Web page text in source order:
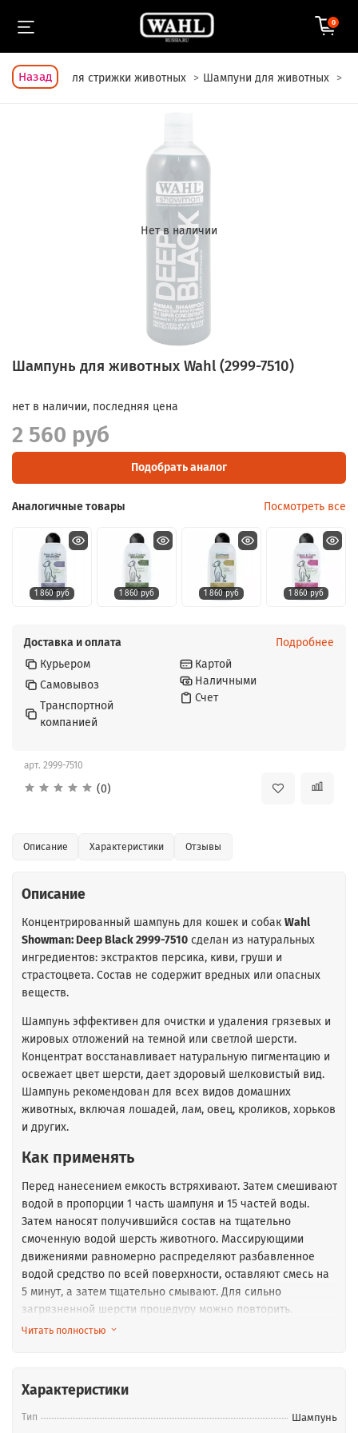
0
Назад
Главная Для стрижки животных Шампуни для животных
Нет в наличии
арт. 2999-7510
(0)
Шампунь для животных Wahl (2999-7510)
нет в наличии, последняя цена
2 560 руб
Подобрать аналог
Аналогичные товары Посмотреть все
1 860 руб 1 860 руб 1 860 руб 1 860 руб
Доставка и оплата
Подробнее
Курьером
Самовывоз
Транспортной
компанией
Картой
Наличными
Счет
Описание Характеристики Отзывы
Описание
Концентрированный шампунь для кошек и собак Wahl
Showman: Deep Black 2999-7510 сделан из натуральных
ингредиентов: экстрактов персика, киви, груши и
страстоцвета. Состав не содержит вредных или опасных
веществ.
Шампунь эффективен для очистки и удаления грязевых и
жировых отложений на темной или светлой шерсти.
Концентрат восстанавливает натуральную пигментацию и
освежает цвет шерсти, дает здоровый шелковистый вид.
Шампунь рекомендован для всех видов домашних
животных, включая лошадей, лам, овец, кроликов, хорьков
и других.
Как применять
Перед нанесением емкость встряхивают. Затем смешивают
водой в пропорции 1 часть шампуня и 15 частей воды.
Затем наносят получившийся состав на тщательно
смоченную водой шерсть животного. Массирующими
движениями равномерно распределяют разбавленное
водой средство по всей поверхности, оставляют смесь на
5 минут, а затем тщательно смывают. Для сильно
загрязненной шерсти процедуру можно повторить.
При мытье избегают попадания состава в глаза, уши, нос
Смесь запрещено наносить на сухую шерсть.
Разбавленный водой концентрат можно наносить только
Читать полностью
Характеристики
Тип Шампунь